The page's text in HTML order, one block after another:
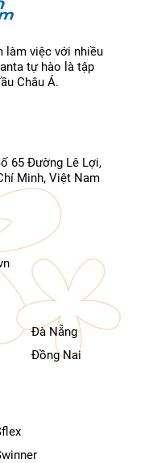
làm việc với nhiều
tự hào là tập
Châu Á.
65 Đường Lê Lợi,
Minh, Việt Nam
Đà Nẵng
Đồng Nai